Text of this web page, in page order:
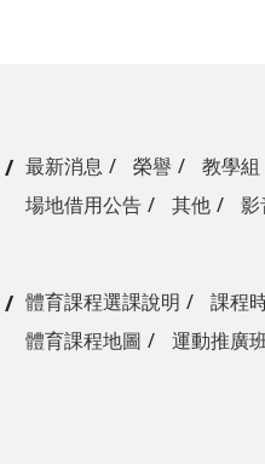
最新消息 榮譽 教學組
場地借用公告
其他 影
體育課程選課說明 課程
體育課程地圖
運動推廣